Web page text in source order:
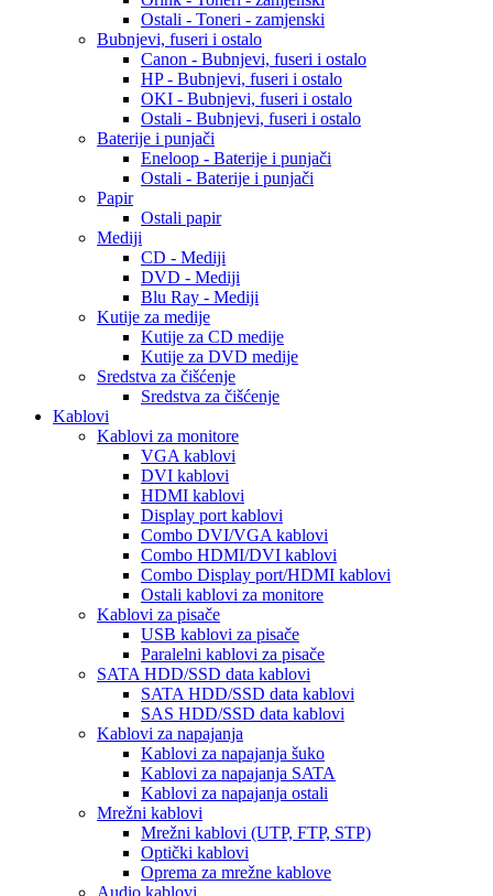
Ostali - Toneri - zamjenski
Bubnjevi, fuseri i ostalo
Canon - Bubnjevi, fuseri i ostalo
HP - Bubnjevi, fuseri i ostalo
OKI - Bubnjevi, fuseri i ostalo
Ostali - Bubnjevi, fuseri i ostalo
Baterije i punjači
Eneloop - Baterije i punjači
Ostali - Baterije i punjači
Papir
Ostali papir
Mediji
CD - Mediji
DVD - Mediji
Blu Ray - Mediji
Kutije za medije
Kutije za CD medije
Kutije za DVD medije
Sredstva za čišćenje
Sredstva za čišćenje
Kablovi
Kablovi za monitore
VGA kablovi
DVI kablovi
HDMI kablovi
Display port kablovi
Combo DVI/VGA kablovi
Combo HDMI/DVI kablovi
Combo Display port/HDMI kablovi
Ostali kablovi za monitore
Kablovi za pisače
USB kablovi za pisače
Paralelni kablovi za pisače
SATA HDD/SSD data kablovi
SATA HDD/SSD data kablovi
SAS HDD/SSD data kablovi
Kablovi za napajanja
Kablovi za napajanja šuko
Kablovi za napajanja SATA
Kablovi za napajanja ostali
Mrežni kablovi
Mrežni kablovi (UTP, FTP, STP)
Optički kablovi
Oprema za mrežne kablove
Audio kablovi